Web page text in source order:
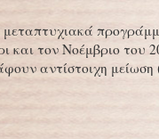
μεταπτυχιακά
και τον Νοέμβριο του
αντίστοιχη μείωση